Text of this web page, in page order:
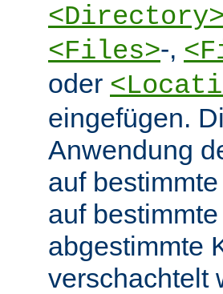
<Directory>
<Files>-,
oder
eingefügen.
Anwendung
auf
auf
abgestimmte
verschachtelt